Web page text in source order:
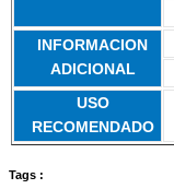
INFORMACION
ADICIONAL
USO
RECOMENDADO
Tags :